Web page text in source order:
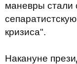
маневры стали
кризиса".
Накануне